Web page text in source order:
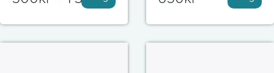
500kr
til